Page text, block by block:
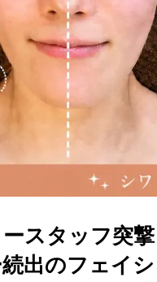
ースタッフ突
出のフェイ